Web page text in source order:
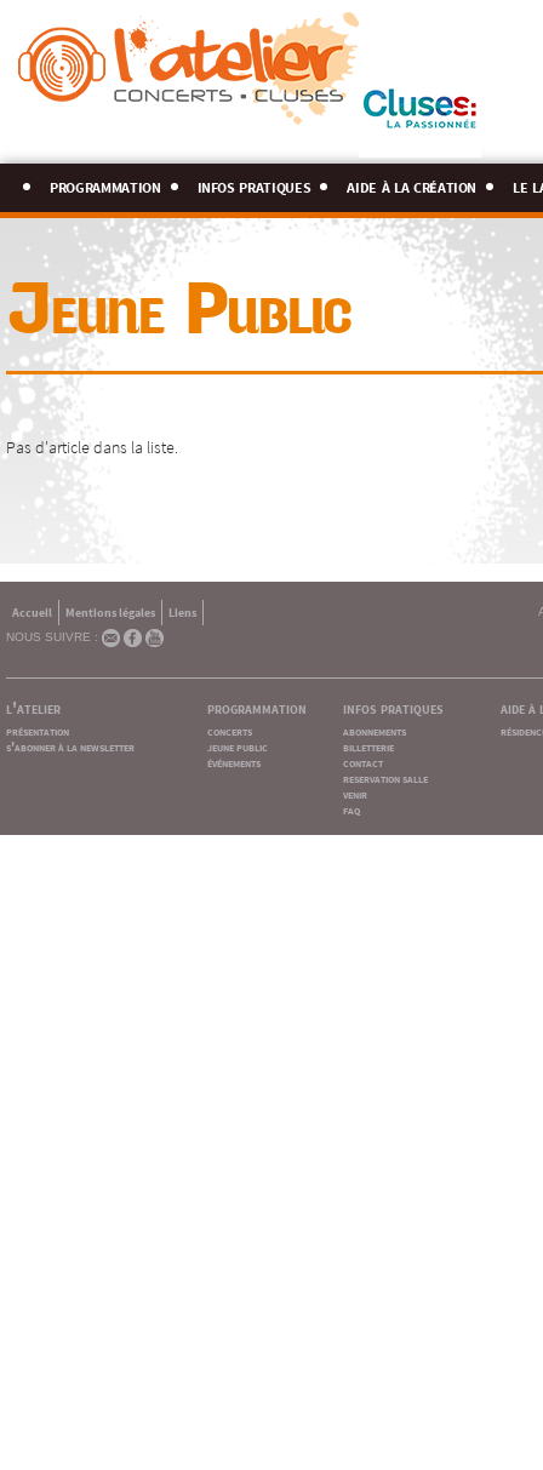
programmation infos pratiques aide à la création le
Jeune Public
Pas d'article dans la liste.
Accueil Mentions légales
Liens
NOUS SUIVRE :
l'atelier
présentation
s'abonner à la newsletter
programmation
concerts
jeune public
événements
infos pratiques
abonnements
billetterie
contact
reservation salle
venir
faq
aide